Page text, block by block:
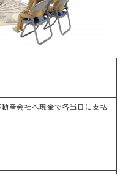
産会社へ現金で各当日に支払